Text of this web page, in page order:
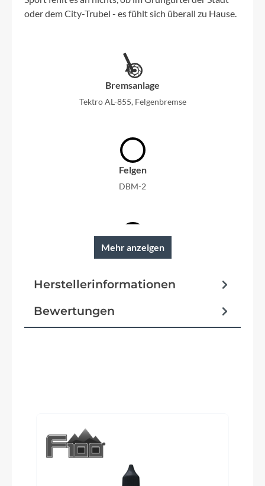
oder dem City-Trubel - es fühlt sich überall zu Hause.
Bremsanlage
Tektro AL-855, Felgenbremse
Felgen
DBM-2
Reifen
Kunststoff
Aluminium, schwarz
Glocke
Mehr anzeigen
Herstellerinformationen
Bewertungen